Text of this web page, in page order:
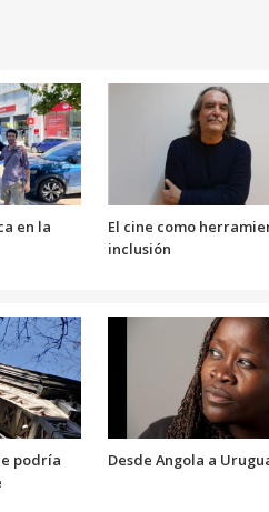
en la
El cine como
inclusión
podría
Desde Angola a